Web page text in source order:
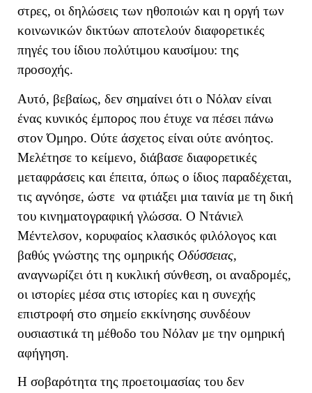
στρες, οι δηλώσεις των ηθοποιών και η οργή των
κοινωνικών δικτύων αποτελούν διαφορετικές
πηγές του ίδιου πολύτιμου καυσίμου: της
προσοχής.
Αυτό, βεβαίως, δεν σημαίνει ότι ο Νόλαν είναι
ένας κυνικός έμπορος που έτυχε να πέσει πάνω
στον Όμηρο. Ούτε άσχετος είναι ούτε ανόητος.
Μελέτησε το κείμενο, διάβασε διαφορετικές
μεταφράσεις και έπειτα, όπως ο ίδιος παραδέχεται,
τις αγνόησε, ώστε να φτιάξει μια ταινία με τη δική
του κινηματογραφική γλώσσα. Ο Ντάνιελ
Μέντελσον, κορυφαίος κλασικός φιλόλογος και
βαθύς γνώστης της ομηρικής Οδύσσειας,
αναγνωρίζει ότι η κυκλική σύνθεση, οι αναδρομές,
οι ιστορίες μέσα στις ιστορίες και η συνεχής
επιστροφή στο σημείο εκκίνησης συνδέουν
ουσιαστικά τη μέθοδο του Νόλαν με την ομηρική
αφήγηση.
Η σοβαρότητα της προετοιμασίας του δεν